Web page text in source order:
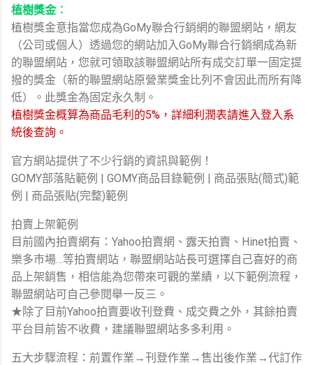
植樹獎金︰
植樹獎金意指當您成為GoMy聯合行銷網的聯盟網站，網友
（公司或個人）透過您的網站加入GoMy聯合行銷網成為新
的聯盟網站，您就可領取該聯盟網站所有成交訂單一固定提
撥的獎金（新的聯盟網站原營業獎金比列不會因此而所有降
低）。此獎金為固定永久制。
植樹獎金概算為商品毛利的5%，詳細利潤表請進入登入系
統後查詢。
官方網站提供了不少行銷的資訊與範例！
GOMY部落貼範例 | GOMY商品目錄範例 | 商品張貼(簡式)範
例 | 商品張貼(完整)範例
拍賣上架範例
目前國內拍賣網有：Yahoo拍賣網、露天拍賣、Hinet拍賣、
樂多市場…等拍賣網站，聯盟網站站長可選擇自己喜好的商
品上架銷售，相信能為您帶來可觀的業績，以下範例流程，
聯盟網站可自己參閱舉一反三。
★除了目前Yahoo拍賣要收刊登費、成交費之外，其餘拍賣
平台目前皆不收費，建議聯盟網站多多利用。
五大步驟流程：前置作業→刊登作業→售出後作業→代訂作